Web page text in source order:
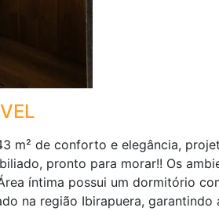
m² de conforto e elegância,
pronto para morar!! Os
íntima possui um dormitório
na região Ibirapuera, garantindo